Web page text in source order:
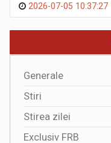
2026-07-05 10:37:27
Generale
Stiri
Stirea zilei
Exclusiv FRB